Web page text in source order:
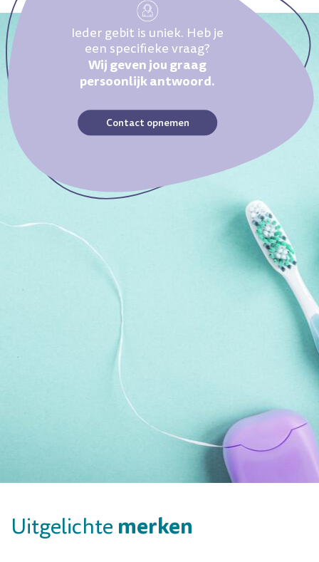
Ieder gebit is uniek. Heb je
een specifieke vraag?
Wij geven jou graag
persoonlijk antwoord.
Contact opnemen
Uitgelichte merken